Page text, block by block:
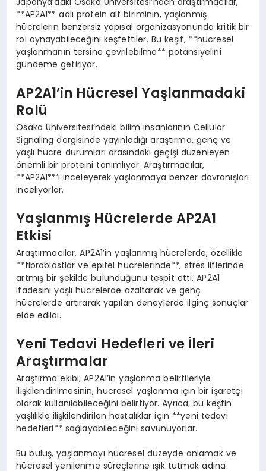
**AP2A1** adlı protein alt biriminin, yaşlanmış
hücrelerin benzersiz yapısal organizasyonunda kritik bir
rol oynayabileceğini keşfettiler. Bu keşif, **hücresel
yaşlanmanın tersine çevrilebilme** potansiyelini
gündeme getiriyor.
AP2A1’in Hücresel Yaşlanmadaki
Rolü
Osaka Üniversitesi’ndeki bilim insanlarının Cellular
Signaling dergisinde yayınladığı araştırma, genç ve
yaşlı hücre durumları arasındaki geçişi düzenleyen
önemli bir proteini tanımlıyor. Araştırmacılar,
**AP2A1**’i inceleyerek yaşlanmaya benzer davranışları
inceliyorlar.
Yaşlanmış Hücrelerde AP2A1
Etkisi
Araştırmacılar, AP2A1’in yaşlanmış hücrelerde, özellikle
**fibroblastlar ve epitel hücrelerinde**, stres liflerinde
artmış bir şekilde bulunduğunu tespit etti. AP2A1
ifadesini yaşlı hücrelerde azaltarak ve genç
hücrelerde artırarak yapılan deneylerde ilginç sonuçlar
elde edildi.
Yeni Tedavi Hedefleri ve İleri
Araştırmalar
Araştırma ekibi, AP2A1’in yaşlanma belirtileriyle
ilişkilendirilmesinin, hücresel yaşlanma için bir işaretçi
olarak kullanılabileceğini belirtiyor. Ayrıca, bu keşfin
yaşlılıkla ilişkilendirilen hastalıklar için **yeni tedavi
hedefleri** sağlayabileceğini savunuyorlar.
Bu buluş, yaşlanmayı hücresel düzeyde anlamak ve
hücresel yenilenme süreçlerine ışık tutmak adına